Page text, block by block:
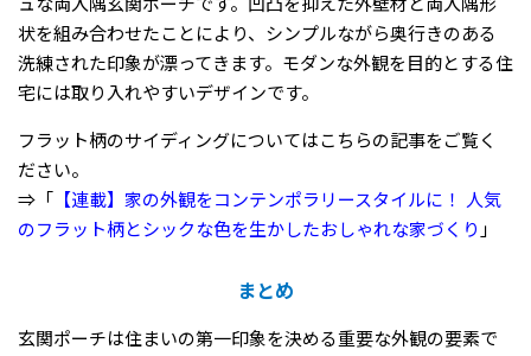
状を組み合わせたことにより、シンプルながら奥行きのある
洗練された印象が漂ってきます。モダンな外観を目的とする住
宅には取り入れやすいデザインです。
フラット柄のサイディングについてはこちらの記事をご覧く
ださい。
⇒「
【連載】家の外観をコンテンポラリースタイルに！ 人気
のフラット柄とシックな色を生かしたおしゃれな家づくり 」
まとめ
玄関ポーチは住まいの第一印象を決める重要な外観の要素で